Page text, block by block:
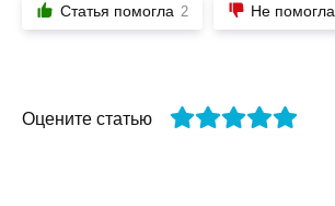
Статья помогла 2 Не помогла
Оцените статью